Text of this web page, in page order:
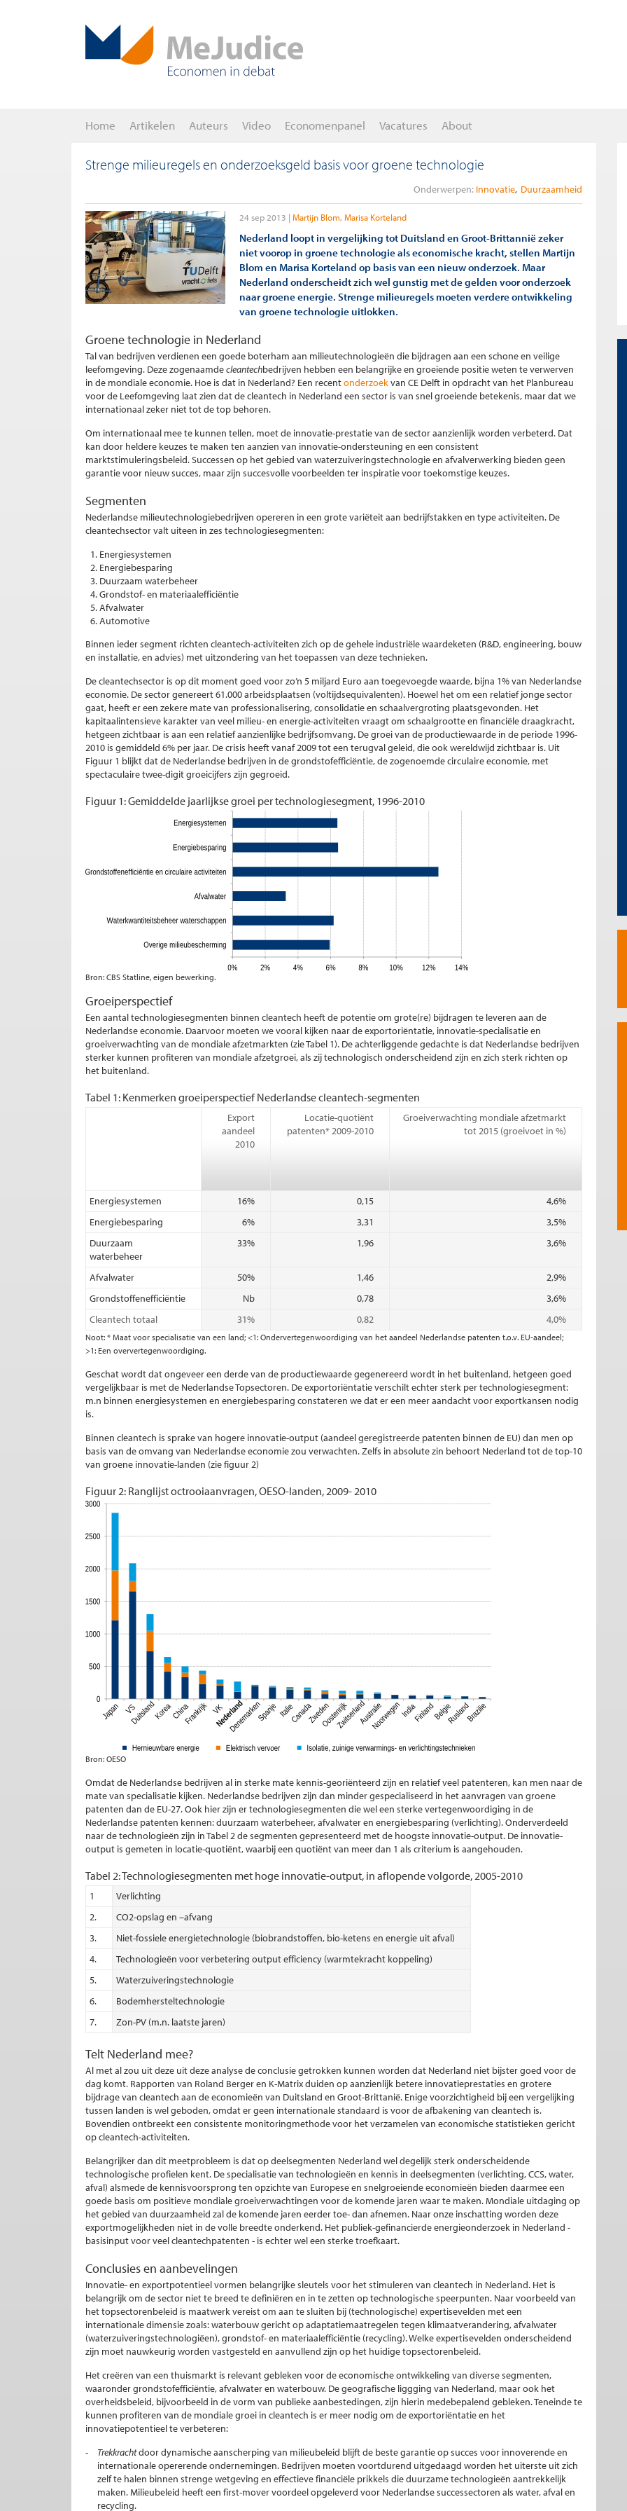
Home Artikelen Auteurs Video Economenpanel Vacatures About
Strenge milieuregels en onderzoeksgeld basis voor groene technologie
Onderwerpen: Innovatie Duurzaamheid
24 sep 2013 Martijn Blom Marisa Korteland
Nederland loopt in vergelijking tot Duitsland en Groot-Brittannië zeker
niet voorop in groene technologie als economische kracht, stellen Martijn
Blom en Marisa Korteland op basis van een nieuw onderzoek. Maar
Nederland onderscheidt zich wel gunstig met de gelden voor onderzoek
naar groene energie. Strenge milieuregels moeten verdere ontwikkeling
van groene technologie uitlokken.
Groene technologie in Nederland
Tal van bedrijven verdienen een goede boterham aan milieutechnologieën die bijdragen aan een schone en veilige
leefomgeving. Deze zogenaamdecleantechbedrijven hebben een belangrijke en groeiende positie weten te verwerven
in de mondiale economie. Hoe is dat in Nederland? Een recentonderzoekvan CE Delft in opdracht van het Planbureau
voor de Leefomgeving laat zien dat de cleantech in Nederland een sector is van snel groeiende betekenis, maar dat we
internationaal zeker niet tot de top behoren.
Om internationaal mee te kunnen tellen, moet de innovatie-prestatie van de sector aanzienlijk worden verbeterd. Dat
kan door heldere keuzes te maken ten aanzien van innovatie-ondersteuning en een consistent
marktstimuleringsbeleid. Successen op het gebied van waterzuiveringstechnologie en afvalverwerking bieden geen
garantie voor nieuw succes, maar zijn succesvolle voorbeelden ter inspiratie voor toekomstige keuzes.
Segmenten
Nederlandse milieutechnologiebedrijven opereren in een grote variëteit aan bedrijfstakken en type activiteiten. De
cleantechsector valt uiteen in zes technologiesegmenten:
Energiesystemen
Energiebesparing
Duurzaam waterbeheer
Grondstof- en materiaalefficiëntie
Afvalwater
Automotive
Binnen ieder segment richten cleantech-activiteiten zich op de gehele industriële waardeketen (R&D, engineering, bouw
en installatie, en advies) met uitzondering van het toepassen van deze technieken.
De cleantechsector is op dit moment goed voor zo’n 5 miljard Euro aan toegevoegde waarde, bijna 1% van Nederlandse
economie. De sector genereert 61.000 arbeidsplaatsen (voltijdsequivalenten). Hoewel het om een relatief jonge sector
gaat, heeft er een zekere mate van professionalisering, consolidatie en schaalvergroting plaatsgevonden. Het
kapitaalintensieve karakter van veel milieu- en energie-activiteiten vraagt om schaalgrootte en financiële draagkracht,
hetgeen zichtbaar is aan een relatief aanzienlijke bedrijfsomvang. De groei van de productiewaarde in de periode 1996-
2010 is gemiddeld 6% per jaar. De crisis heeft vanaf 2009 tot een terugval geleid, die ook wereldwijd zichtbaar is. Uit
Figuur 1 blijkt dat de Nederlandse bedrijven in de grondstofefficiëntie, de zogenoemde circulaire economie, met
spectaculaire twee-digit groeicijfers zijn gegroeid.
Figuur 1: Gemiddelde jaarlijkse groei per technologiesegment, 1996-2010
Bron: CBS Statline, eigen bewerking.
Groeiperspectief
Een aantal technologiesegmenten binnen cleantech heeft de potentie om grote(re) bijdragen te leveren aan de
Nederlandse economie. Daarvoor moeten we vooral kijken naar de exportoriëntatie, innovatie-specialisatie en
groeiverwachting van de mondiale afzetmarkten (zie Tabel 1). De achterliggende gedachte is dat Nederlandse bedrijven
sterker kunnen profiteren van mondiale afzetgroei, als zij technologisch onderscheidend zijn en zich sterk richten op
het buitenland.
Tabel 1: Kenmerken groeiperspectief Nederlandse cleantech-segmenten
Export
aandeel
2010
Locatie-quotiënt
patenten* 2009-2010
Groeiverwachting mondiale afzetmarkt
tot 2015 (groeivoet in %)
Energiesystemen 16% 0,15
4,6%
Energiebesparing
6% 3,31
3,5%
Duurzaam
waterbeheer
33% 1,96 3,6%
Afvalwater 50% 1,46
2,9%
Grondstoffenefficiëntie
Nb 0,78
3,6%
Cleantech totaal
31% 0,82 4,0%
Noot: * Maat voor specialisatie van een land; <1: Ondervertegenwoordiging van het aandeel Nederlandse patenten t.o.v. EU-aandeel;
>1: Een oververtegenwoordiging.
Geschat wordt dat ongeveer een derde van de productiewaarde gegenereerd wordt in het buitenland, hetgeen goed
vergelijkbaar is met de Nederlandse Topsectoren. De exportoriëntatie verschilt echter sterk per technologiesegment:
m.n binnen energiesystemen en energiebesparing constateren we dat er een meer aandacht voor exportkansen nodig
is.
Binnen cleantech is sprake van hogere innovatie-output (aandeel geregistreerde patenten binnen de EU) dan men op
basis van de omvang van Nederlandse economie zou verwachten. Zelfs in absolute zin behoort Nederland tot de top-10
van groene innovatie-landen (zie figuur 2)
Figuur 2: Ranglijst octrooiaanvragen, OESO-landen, 2009- 2010
Bron: OESO
Omdat de Nederlandse bedrijven al in sterke mate kennis-georiënteerd zijn en relatief veel patenteren, kan men naar de
mate van specialisatie kijken. Nederlandse bedrijven zijn dan minder gespecialiseerd in het aanvragen van groene
patenten dan de EU-27. Ook hier zijn er technologiesegmenten die wel een sterke vertegenwoordiging in de
Nederlandse patenten kennen: duurzaam waterbeheer, afvalwater en energiebesparing (verlichting). Onderverdeeld
naar de technologieën zijn in Tabel 2 de segmenten gepresenteerd met de hoogste innovatie-output. De innovatie-
output is gemeten in locatie-quotiënt, waarbij een quotiënt van meer dan 1 als criterium is aangehouden.
Tabel 2: Technologiesegmenten met hoge innovatie-output, in aflopende volgorde, 2005-2010
1
Verlichting
2.
CO2-opslag en –afvang
3.
Niet-fossiele energietechnologie (biobrandstoffen, bio-ketens en energie uit afval)
4.
Technologieën voor verbetering output efficiency (warmtekracht koppeling)
5.
Waterzuiveringstechnologie
6.
Bodemhersteltechnologie
7.
Zon-PV (m.n. laatste jaren)
Telt Nederland mee?
Al met al zou uit deze uit deze analyse de conclusie getrokken kunnen worden dat Nederland niet bijster goed voor de
dag komt. Rapporten van Roland Berger en K-Matrix duiden op aanzienlijk betere innovatieprestaties en grotere
bijdrage van cleantech aan de economieën van Duitsland en Groot-Brittanië. Enige voorzichtigheid bij een vergelijking
tussen landen is wel geboden, omdat er geen internationale standaard is voor de afbakening van cleantech is.
Bovendien ontbreekt een consistente monitoringmethode voor het verzamelen van economische statistieken gericht
op cleantech-activiteiten.
Belangrijker dan dit meetprobleem is dat op deelsegmenten Nederland wel degelijk sterk onderscheidende
technologische profielen kent. De specialisatie van technologieën en kennis in deelsegmenten (verlichting, CCS, water,
afval) alsmede de kennisvoorsprong ten opzichte van Europese en snelgroeiende economieën bieden daarmee een
goede basis om positieve mondiale groeiverwachtingen voor de komende jaren waar te maken. Mondiale uitdaging op
het gebied van duurzaamheid zal de komende jaren eerder toe- dan afnemen. Naar onze inschatting worden deze
exportmogelijkheden niet in de volle breedte onderkend. Het publiek-gefinancierde energieonderzoek in Nederland -
basisinput voor veel cleantechpatenten - is echter wel een sterke troefkaart.
Conclusies en aanbevelingen
Innovatie- en exportpotentieel vormen belangrijke sleutels voor het stimuleren van cleantech in Nederland. Het is
belangrijk om de sector niet te breed te definiëren en in te zetten op technologische speerpunten. Naar voorbeeld van
het topsectorenbeleid is maatwerk vereist om aan te sluiten bij (technologische) expertisevelden met een
internationale dimensie zoals: waterbouw gericht op adaptatiemaatregelen tegen klimaatverandering, afvalwater
(waterzuiveringstechnologiëen), grondstof- en materiaalefficiëntie (recycling). Welke expertisevelden onderscheidend
zijn moet nauwkeurig worden vastgesteld en aanvullend zijn op het huidige topsectorenbeleid.
Het creëren van een thuismarkt is relevant gebleken voor de economische ontwikkeling van diverse segmenten,
waaronder grondstofefficiëntie, afvalwater en waterbouw. De geografische liggging van Nederland, maar ook het
overheidsbeleid, bijvoorbeeld in de vorm van publieke aanbestedingen, zijn hierin medebepalend gebleken. Teneinde te
kunnen profiteren van de mondiale groei in cleantech is er meer nodig om de exportoriëntatie en het
innovatiepotentieel te verbeteren:
Trekkrachtdoor dynamische aanscherping van milieubeleid blijft de beste garantie op succes voor innoverende en
internationale opererende ondernemingen. Bedrijven moeten voortdurend uitgedaagd worden het uiterste uit zich
zelf te halen binnen strenge wetgeving en effectieve financiële prikkels die duurzame technologieën aantrekkelijk
maken. Milieubeleid heeft een first-mover voordeel opgeleverd voor Nederlandse successectoren als water, afval en
recycling.